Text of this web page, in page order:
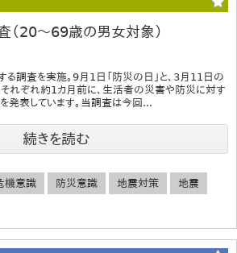
（20～69歳の男女対象）
する調査を実施。9月1日「防災の日」と、3月11日の
れぞれ約1カ月前に、生活者の災害や防災に対す
発表しています。当調査は今回...
続きを読む
機意識 防災意識 地震対策 地震